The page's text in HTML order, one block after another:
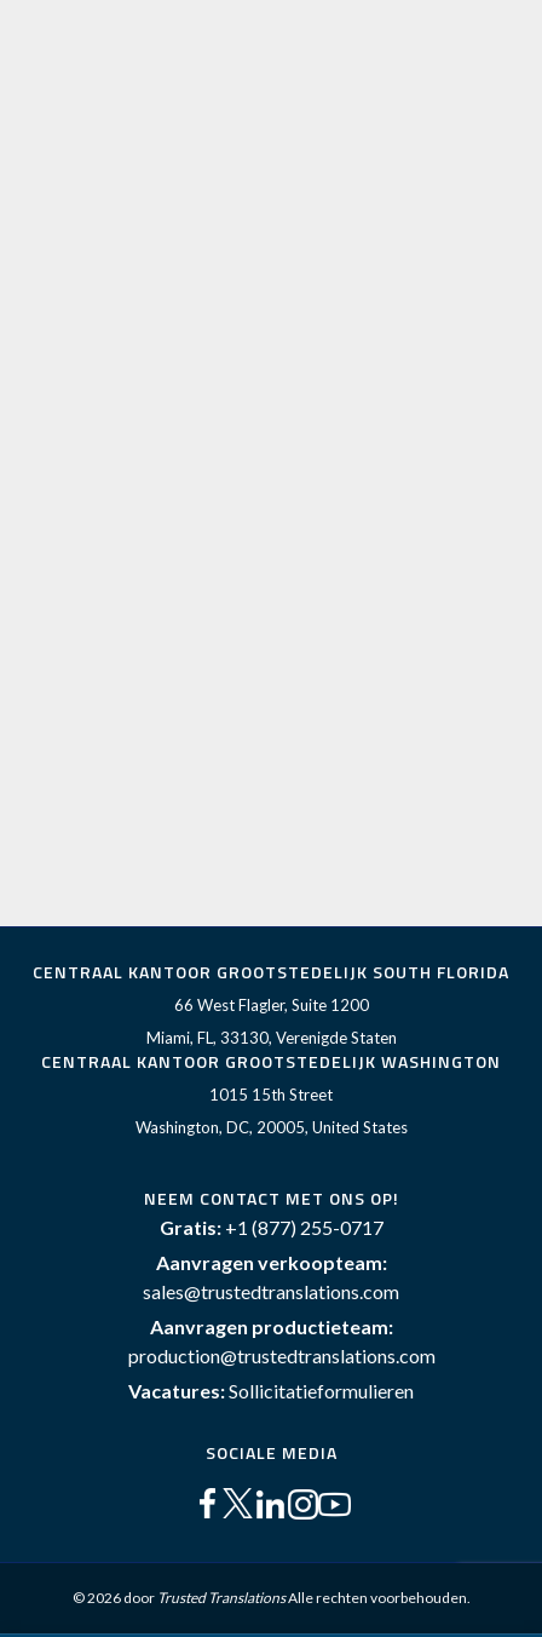
CENTRAAL KANTOOR GROOTSTEDELIJK SOUTH FLORIDA
66 West Flagler, Suite 1200
Miami, FL, 33130, Verenigde Staten
CENTRAAL KANTOOR GROOTSTEDELIJK WASHINGTON
1015 15th Street
Washington, DC, 20005, United States
NEEM CONTACT MET ONS OP!
Gratis: +1 (877) 255-0717
Aanvragen verkoopteam:
sales@trustedtranslations.com
Aanvragen productieteam:
production@trustedtranslations.com
Vacatures:Sollicitatieformulieren
SOCIALE MEDIA
© 2026 door Trusted TranslationsAlle rechten voorbehouden.